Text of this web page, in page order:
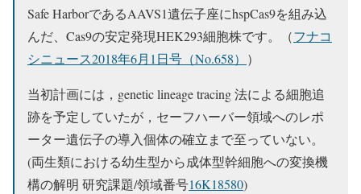
Safe HarborであるAAVS1遺伝子座にhspCas9を組み込
んだ、Cas9の安定発現HEK293細胞株です。（フナコ
シニュース2018年6月1日号（No.658） ）
当初計画には，genetic lineage tracing 法による細胞追
跡を予定していたが，セーフハーバー領域へのレポ
ーター遺伝子の導入個体の確立まで至っていない。
(両生類における幼生型から成体型幹細胞への変換機
構の解明 研究課題/領域番号16K18580)